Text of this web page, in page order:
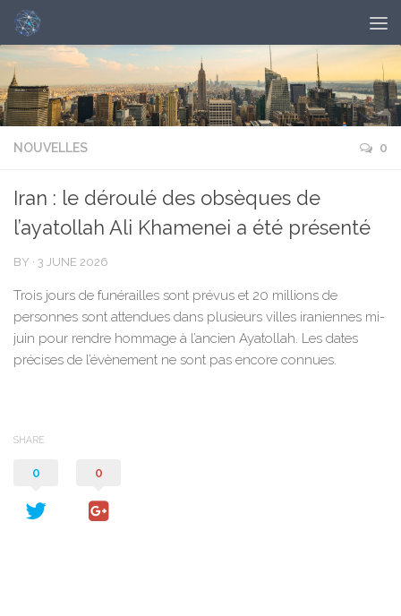
NOUVELLES 0
Iran : le déroulé des obsèques de
l’ayatollah Ali Khamenei a été présenté
BY · 3 JUNE 2026
Trois jours de funérailles sont prévus et 20 millions de
personnes sont attendues dans plusieurs villes iraniennes mi-
juin pour rendre hommage à l’ancien Ayatollah. Les dates
précises de l’évènement ne sont pas encore connues.
SHARE
0 0